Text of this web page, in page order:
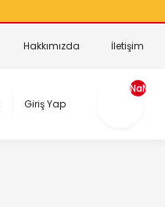
Hakkımızda İletişim
Giriş Yap
NaN